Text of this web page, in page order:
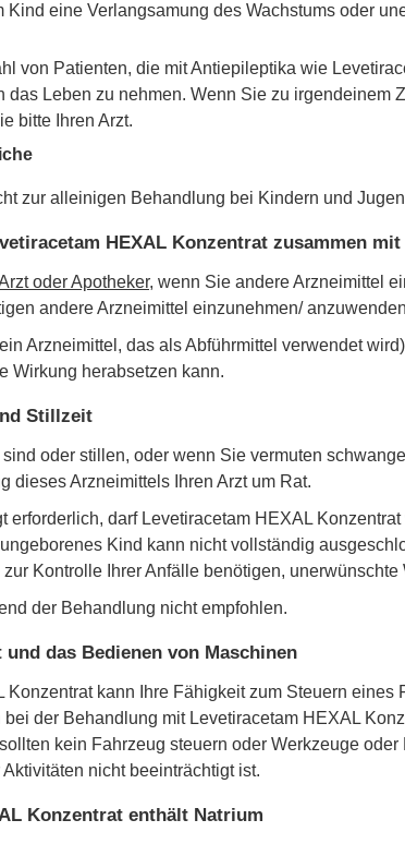
Kind eine Verlangsamung des Wachstums oder
von Patienten, die mit Antiepileptika wie
das Leben zu nehmen. Wenn Sie zu
bitte Ihren Arzt.
zur alleinigen Behandlung bei Kindern und
HEXAL Konzentrat zusammen
oder Apotheker, wenn Sie andere Arzneimittel
andere Arzneimittel einzunehmen/
Arzneimittel, das als Abführmittel verwendet
Wirkung herabsetzen kann.
Stillzeit
oder stillen, oder wenn Sie vermuten
dieses Arzneimittels Ihren Arzt um Rat.
erforderlich, darf Levetiracetam HEXAL
Kind kann nicht vollständig
Kontrolle Ihrer Anfälle benötigen,
der Behandlung nicht empfohlen.
das Bedienen von Maschinen
Konzentrat kann Ihre Fähigkeit zum Steuern
der Behandlung mit Levetiracetam HEXAL
kein Fahrzeug steuern oder Werkzeuge
nicht beeinträchtigt ist.
Konzentrat enthält Natrium